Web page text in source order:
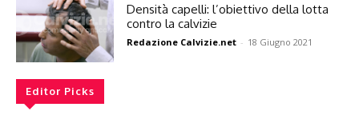
Densità capelli: l’obiettivo della lotta
contro la calvizie
Redazione Calvizie.net - 18 Giugno 2021
Editor Picks